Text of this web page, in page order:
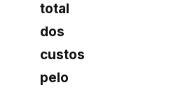
total
dos
custos
pelo